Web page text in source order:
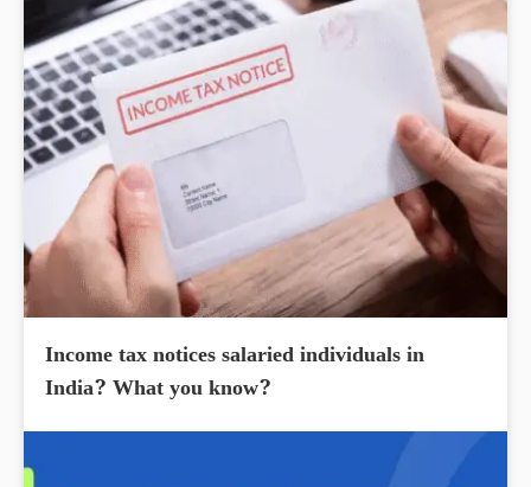
Income tax notices salaried individuals in
India? What you know?